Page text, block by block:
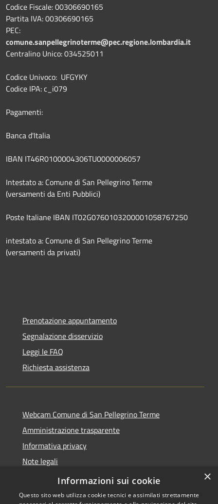
Codice Fiscale: 00306690165
Partita IVA: 00306690165
PEC:
comune.sanpellegrinoterme@pec.regione.lombardia.it
Centralino Unico: 034525011
Codice Univoco: UFGYKY
Codice IPA: c_i079
Pagamenti:
Banca d'Italia
IBAN IT46R0100004306TU0000006057
Intestato a: Comune di San Pellegrino Terme
(versamenti da Enti Pubblici)
Poste Italiane IBAN IT02G0760103200001058767250
intestato a: Comune di San Pellegrino Terme
(versamenti da privati)
Prenotazione appuntamento
Segnalazione disservizio
Leggi le FAQ
Richiesta assistenza
Webcam Comune di San Pellegrino Terme
Amministrazione trasparente
Informativa privacy
Note legali
Dichiarazione di accessibilità
×
Informazioni sui cookie
Questo sito web utilizza cookie tecnici e assimilati strettamente